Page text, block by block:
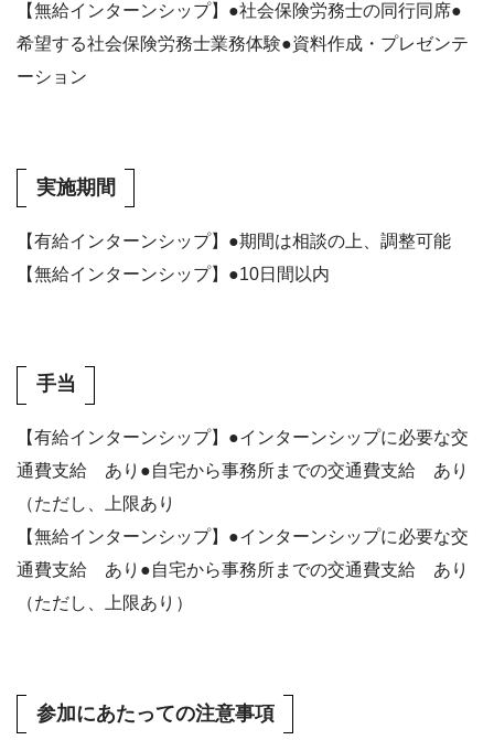
【無給インターンシップ】●社会保険労務士の同行同席●
希望する社会保険労務士業務体験●資料作成・プレゼンテ
ーション
実施期間
【有給インターンシップ】●期間は相談の上、調整可能
【無給インターンシップ】●10日間以内
手当
【有給インターンシップ】●インターンシップに必要な交
通費支給 あり●自宅から事務所までの交通費支給 あり
（ただし、上限あり
【無給インターンシップ】●インターンシップに必要な交
通費支給 あり●自宅から事務所までの交通費支給 あり
（ただし、上限あり）
参加にあたっての注意事項